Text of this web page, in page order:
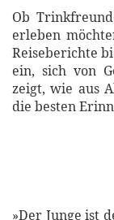
Ob
erleben
Reiseberichte
ein, sich von
zeigt, wie aus
die besten
»Der Junge ist